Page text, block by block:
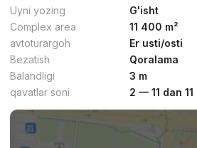
Uyni yozing
G'isht
Complex area
11 400 m²
avtoturargoh
Er usti/osti
Bezatish
Qoralama
Balandligi
3 m
qavatlar soni
2 — 11 dan 11